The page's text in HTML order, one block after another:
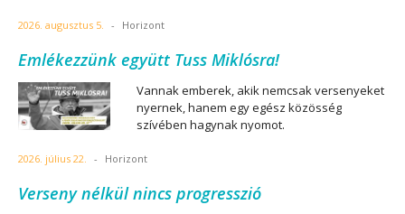
2026. augusztus 5. - Horizont
Emlékezzünk együtt Tuss Miklósra!
Vannak emberek, akik nemcsak versenyeket
nyernek, hanem egy egész közösség
szívében hagynak nyomot.
2026. július 22. - Horizont
Verseny nélkül nincs progresszió